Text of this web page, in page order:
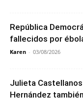
República
fallecidos por
Karen - 03/08/2026
Julieta
Hernández